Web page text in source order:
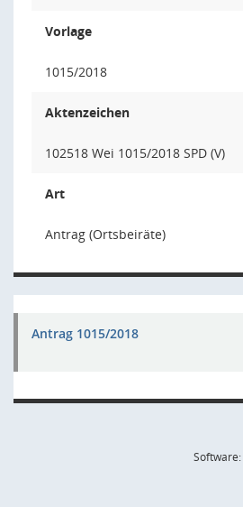
Vorlage
1015/2018
Aktenzeichen
102518 Wei 1015/2018 SPD (V)
Art
Antrag (Ortsbeiräte)
Antrag 1015/2018
Software: